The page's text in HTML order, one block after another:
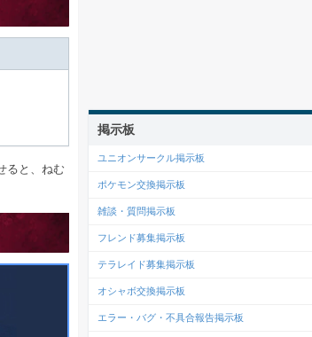
ると、ねむ
掲示板
ユニオンサークル掲示板
ポケモン交換掲示板
雑談・質問掲示板
フレンド募集掲示板
テラレイド募集掲示板
オシャボ交換掲示板
エラー・バグ・不具合報告掲示板